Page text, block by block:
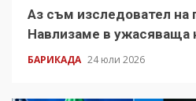
Аз съм изследовател на
Навлизаме в ужасяваща
БАРИКАДА 24 юли 2026